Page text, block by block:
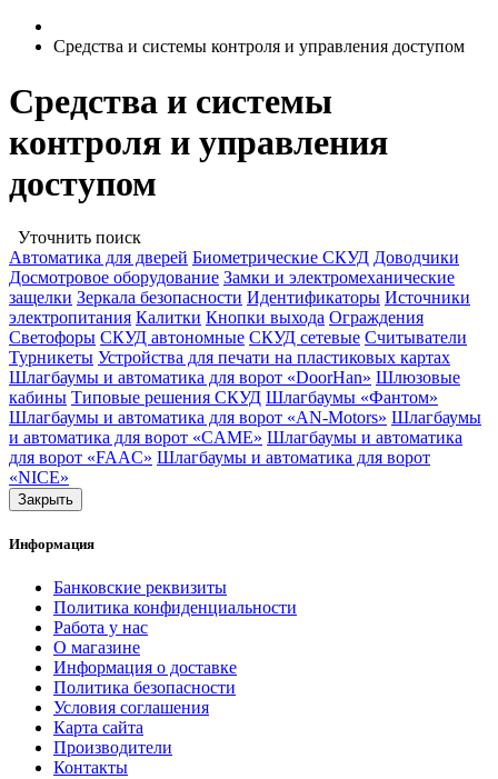
Средства и системы контроля и управления доступом
Средства и системы
контроля и управления
доступом
Уточнить поиск
Автоматика для дверей Биометрические СКУД Доводчики
Досмотровое оборудование Замки и электромеханические
защелки Зеркала безопасности Идентификаторы Источники
электропитания Калитки Кнопки выхода Ограждения
Светофоры СКУД автономные СКУД сетевые Считыватели
Турникеты Устройства для печати на пластиковых картах
Шлагбаумы и автоматика для ворот «DoorHan» Шлюзовые
кабины Типовые решения СКУД Шлагбаумы «Фантом»
Шлагбаумы и автоматика для ворот «AN-Motors» Шлагбаумы
и автоматика для ворот «CAME» Шлагбаумы и автоматика
для ворот «FAAC» Шлагбаумы и автоматика для ворот
«NICE»
Закрыть
Информация
Банковские реквизиты
Политика конфиденциальности
Работа у нас
О магазине
Информация о доставке
Политика безопасности
Условия соглашения
Карта сайта
Производители
Контакты